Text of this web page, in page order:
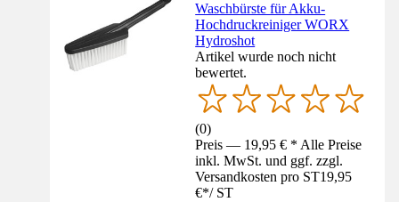
Waschbürste für Akku-
Hochdruckreiniger WORX
Hydroshot
Artikel wurde noch nicht
bewertet.
(0)
Preis — 19,95 € * Alle Preise
inkl. MwSt. und ggf. zzgl.
Versandkosten pro ST19,95
€*/ ST